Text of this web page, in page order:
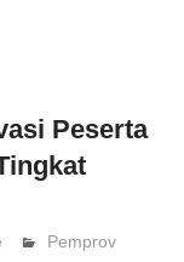
Peserta
Pemprov